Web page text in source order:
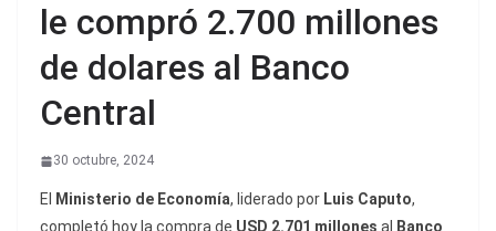
le compró 2.700 millones
de dolares al Banco
Central
30 octubre, 2024
El Ministerio de Economía, liderado por Luis Caputo,
completó hoy la compra de USD 2.701 millones al Banco